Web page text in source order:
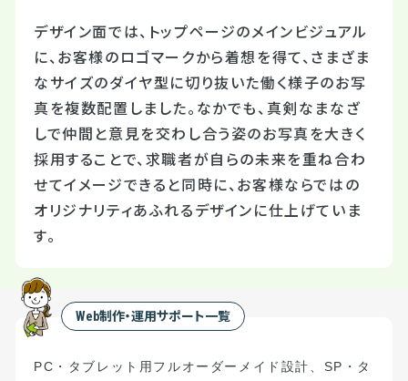
デザイン面では、トップページのメインビジュアル
に、お客様のロゴマークから着想を得て、さまざま
なサイズのダイヤ型に切り抜いた働く様子のお写
真を複数配置しました。なかでも、真剣なまなざ
しで仲間と意見を交わし合う姿のお写真を大きく
採用することで、求職者が自らの未来を重ね合わ
せてイメージできると同時に、お客様ならではの
オリジナリティあふれるデザインに仕上げていま
す。
Web制作・運用サポート一覧
PC・タブレット用フルオーダーメイド設計、SP・タ